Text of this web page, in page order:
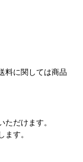
料に関しては商品
だけます。
す。